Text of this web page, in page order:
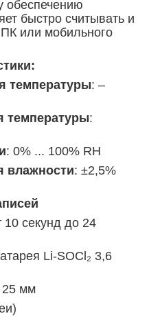
обеспечению
быстро считывать и
или мобильного
температуры: –
температуры:
: 0% ... 100% RH
влажности: ±2,5%
10 секунд до 24
Li-SOCl₂ 3,6
25 мм